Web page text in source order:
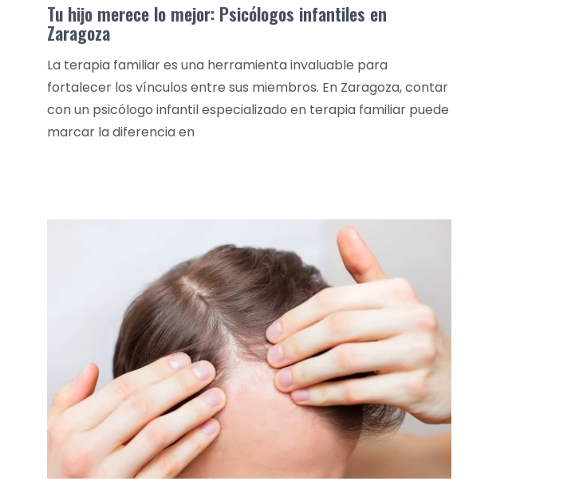
Tu hijo merece lo mejor: Psicólogos infantiles en
Zaragoza
La terapia familiar es una herramienta invaluable para
fortalecer los vínculos entre sus miembros. En Zaragoza, contar
con un psicólogo infantil especializado en terapia familiar puede
marcar la diferencia en